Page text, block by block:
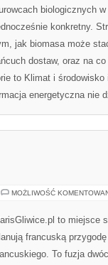
biologicznych
konkretny.
jak biomasa może
dostaw, oraz na
to Klimat i
energetyczna nie
MOŻLIWOŚĆ
to miejsce
francuską
To fuzja